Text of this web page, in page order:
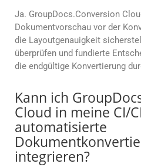
Ja. GroupDocs.Conversion
Dokumentvorschau vor der
die Layoutgenauigkeit
überprüfen und fundierte
die endgültige Konvertierung
Kann ich
Cloud in meine CI/
automatisierte
integrieren?